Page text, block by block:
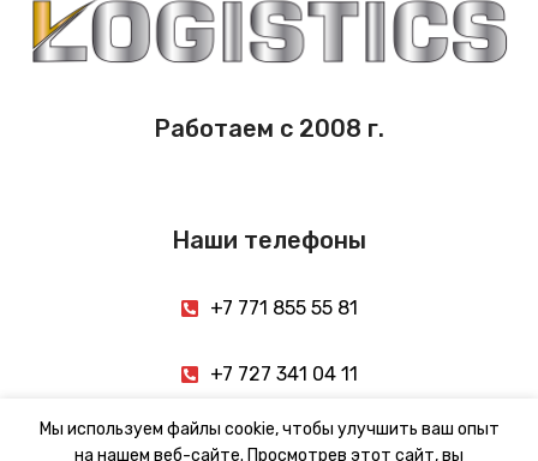
Работаем с 2008 г.
Наши телефоны
+7 771 855 55 81
+7 727 341 04 11
Мы используем файлы cookie, чтобы улучшить ваш опыт
на нашем веб-сайте. Просмотрев этот сайт, вы